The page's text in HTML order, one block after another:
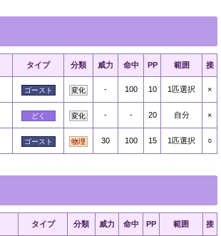
タイプ 分類 威力 命中 PP 範囲 接
ゴースト 変化 - 100 10 1匹選択 ×
どく 変化 - - 20 自分 ×
ゴースト 物理 30 100 15 1匹選択 ○
タイプ 分類 威力 命中 PP 範囲 接